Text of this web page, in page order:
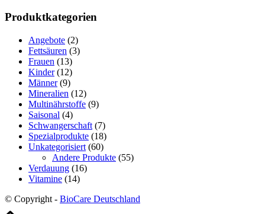
Produktkategorien
Angebote (2)
Fettsäuren (3)
Frauen (13)
Kinder (12)
Männer (9)
Mineralien (12)
Multinährstoffe (9)
Saisonal (4)
Schwangerschaft (7)
Spezialprodukte (18)
Unkategorisiert (60)
Andere Produkte (55)
Verdauung (16)
Vitamine (14)
© Copyright - BioCare Deutschland